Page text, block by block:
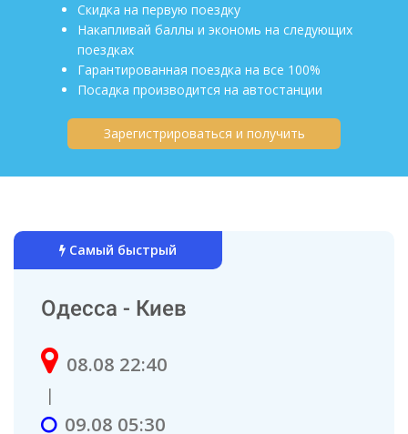
Скидка на первую поездку
Накапливай баллы и экономь на следующих
поездках
Гарантированная поездка на все 100%
Посадка производится на автостанции
Зарегистрироваться и получить
Самый быстрый
Одесса - Киев
08.08 22:40
|
09.08 05:30